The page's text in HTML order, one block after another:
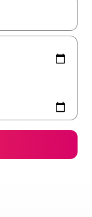
通过点击或滑动手势